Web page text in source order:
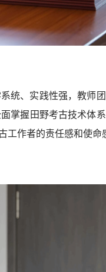
统、实践性强，教师
掌握田野考古技术体
作者的责任感和使命